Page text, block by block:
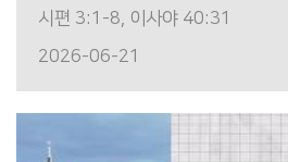
시편 3:1-8, 이사야 40:31
2026-06-21